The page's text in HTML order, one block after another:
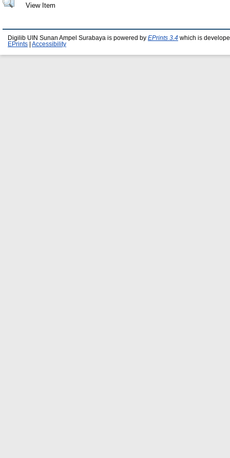
View Item
Digilib UIN Sunan Ampel Surabaya is powered by EPrints 3.4 which is
EPrints
Accessibility